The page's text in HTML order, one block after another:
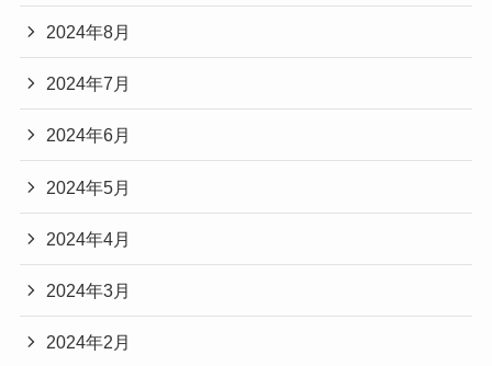
2024年8月
2024年7月
2024年6月
2024年5月
2024年4月
2024年3月
2024年2月